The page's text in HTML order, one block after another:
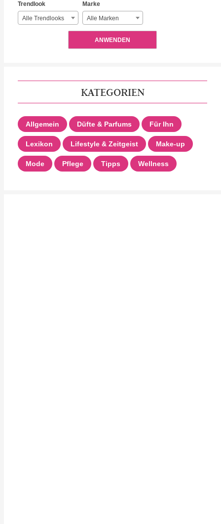
Trendlook
Alle Trendlooks
Marke
Alle Marken
ANWENDEN
KATEGORIEN
Allgemein Düfte & Parfums Für Ihn
Lexikon Lifestyle & Zeitgeist Make-up
Mode Pflege Tipps Wellness